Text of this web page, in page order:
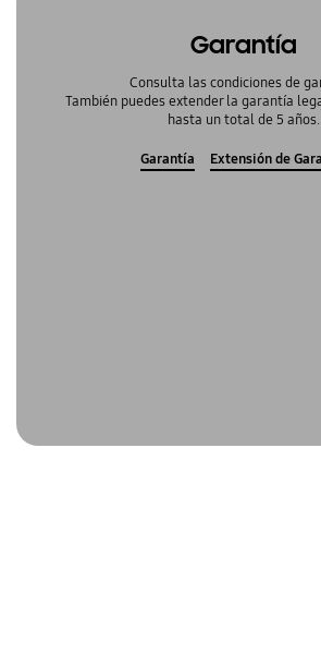
Garantía
Consulta las condiciones de
También puedes extender la garantía
hasta un total de 5 años.
Garantía Extensión de